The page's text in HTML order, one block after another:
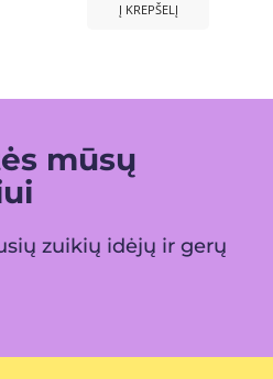
Į KREPŠELĮ
mūsų
zuikių idėjų ir gerų